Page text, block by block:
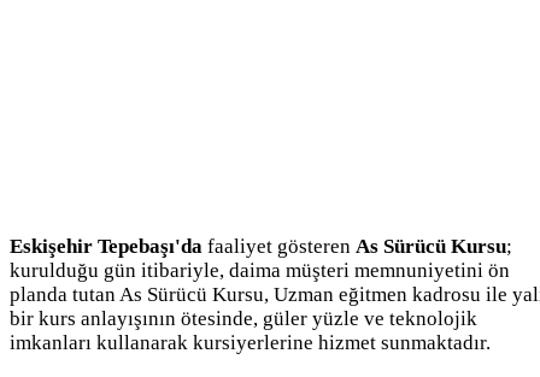
Eskişehir Tepebaşı'da faaliyet gösteren As Sürücü Kursu;
kurulduğu gün itibariyle, daima müşteri memnuniyetini ön
planda tutan As Sürücü Kursu, Uzman eğitmen kadrosu ile
bir kurs anlayışının ötesinde, güler yüzle ve teknolojik
imkanları kullanarak kursiyerlerine hizmet sunmaktadır.